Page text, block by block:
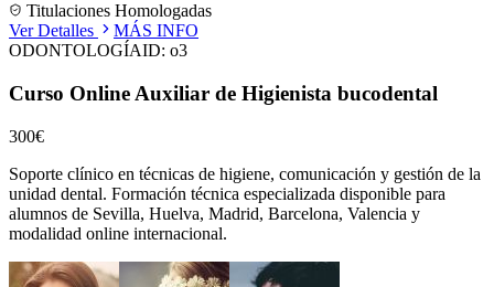
Titulaciones Homologadas
Ver Detalles
MÁS INFO
ODONTOLOGÍAID: o3
Curso Online Auxiliar de Higienista bucodental
300€
Soporte clínico en técnicas de higiene, comunicación y gestión de la
unidad dental. Formación técnica especializada disponible para
alumnos de Sevilla, Huelva, Madrid, Barcelona, Valencia y
modalidad online internacional.